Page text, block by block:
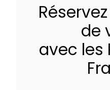
de
avec les